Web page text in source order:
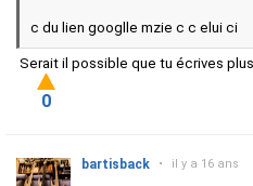
c du lien googlle mzie c c elui ci
Serait il possible que tu écrives
0
bartisback • il y a 16 ans